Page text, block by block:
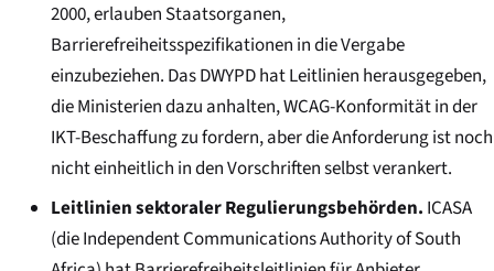
2000, erlauben Staatsorganen,
Barrierefreiheitsspezifikationen in die Vergabe
einzubeziehen. Das DWYPD hat Leitlinien herausgegeben,
die Ministerien dazu anhalten, WCAG-Konformität in der
IKT-Beschaffung zu fordern, aber die Anforderung ist noch
nicht einheitlich in den Vorschriften selbst verankert.
Leitlinien sektoraler Regulierungsbehörden. ICASA
(die Independent Communications Authority of South